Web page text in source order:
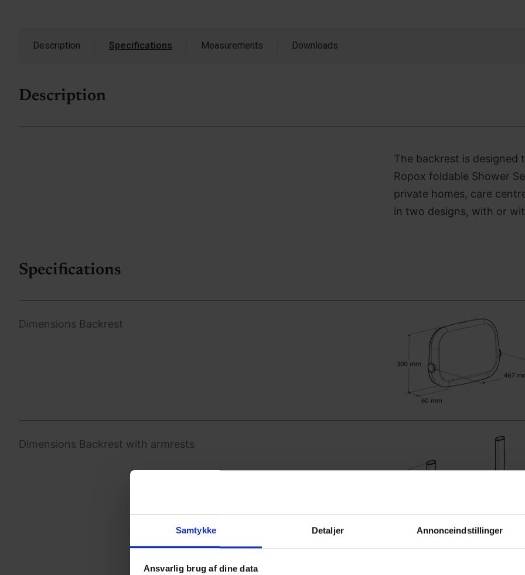
Samtykke Detaljer Annonceindstillinger
Ansvarlig brug af dine data
Description Specifications Measurements Downloads
Description
The backrest is
Ropox foldable Shower
private homes, care
in two designs, with or
Specifications
Dimensions Backrest
Dimensions Backrest with armrests